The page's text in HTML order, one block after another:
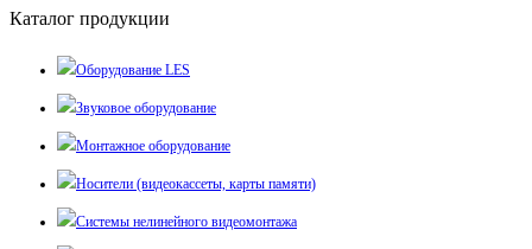
Каталог продукции
Оборудование LES
Звуковое оборудование
Монтажное оборудование
Носители (видеокассеты, карты памяти)
Системы нелинейного видеомонтажа